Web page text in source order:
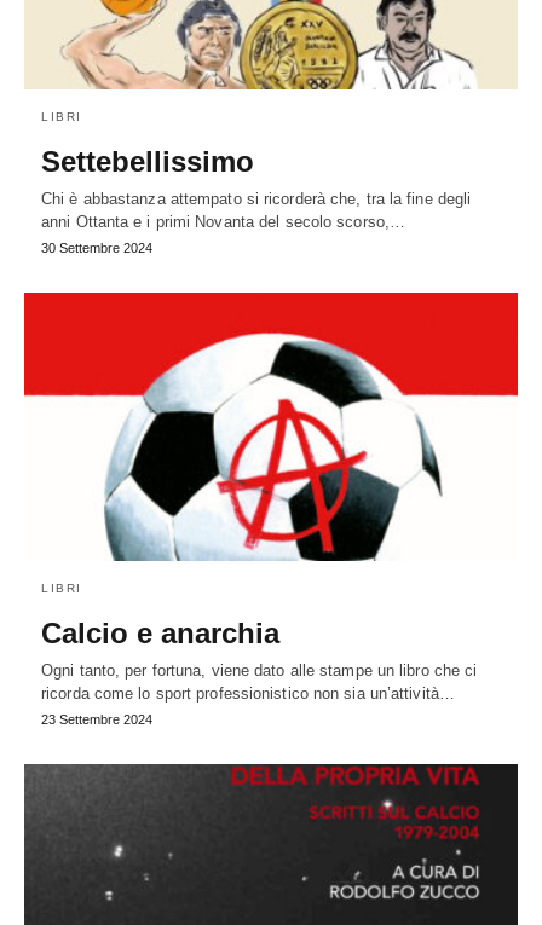
LIBRI
Settebellissimo
Chi è abbastanza attempato si ricorderà che, tra la fine degli
anni Ottanta e i primi Novanta del secolo scorso,…
30 Settembre 2024
LIBRI
Calcio e anarchia
Ogni tanto, per fortuna, viene dato alle stampe un libro che ci
ricorda come lo sport professionistico non sia un’attività…
23 Settembre 2024